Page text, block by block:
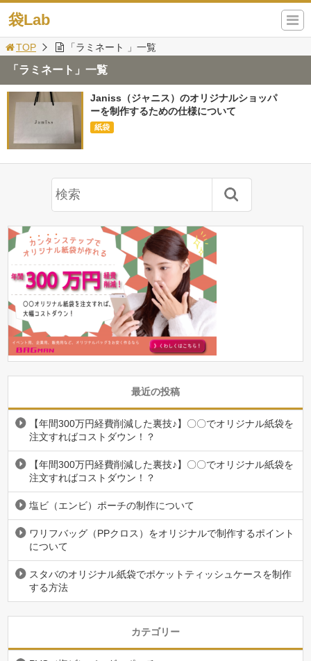
袋Lab
TOP 「ラミネート 」一覧
「ラミネート」一覧
Janiss（ジャニス）のオリジナルショッパ
ーを制作するための仕様について
紙袋
最近の投稿
【年間300万円経費削減した裏技♪】〇〇でオリジナル紙袋を
注文すればコストダウン！？
【年間300万円経費削減した裏技♪】〇〇でオリジナル紙袋を
注文すればコストダウン！？
塩ビ（エンビ）ポーチの制作について
ワリフバッグ（PPクロス）をオリジナルで制作するポイント
について
スタバのオリジナル紙袋でポケットティッシュケースを制作
する方法
カテゴリー